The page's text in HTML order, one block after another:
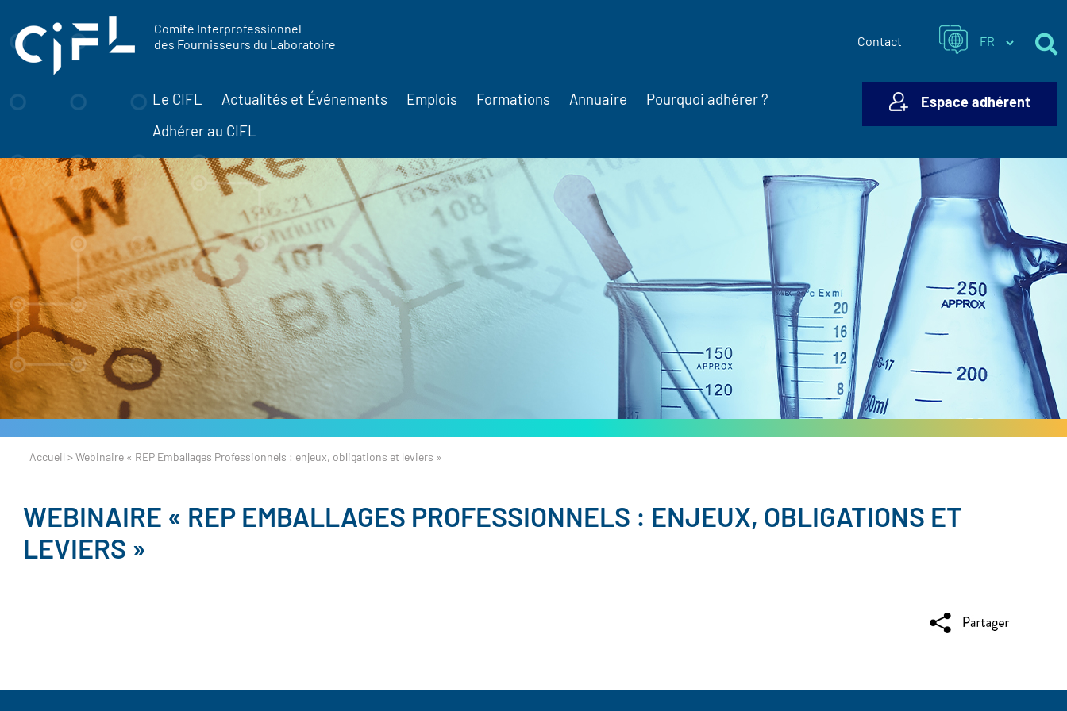
Comité Interprofessionnel
des Fournisseurs du Laboratoire
Contact
Le CIFL Actualités et Événements Emplois Formations Annuaire Pourquoi adhérer ?
Adhérer au CIFL
Espace adhérent
Accueil > Webinaire « REP Emballages Professionnels : enjeux, obligations et leviers »
WEBINAIRE « REP EMBALLAGES PROFESSIONNELS : ENJEUX, OBLIGATIONS ET
LEVIERS »